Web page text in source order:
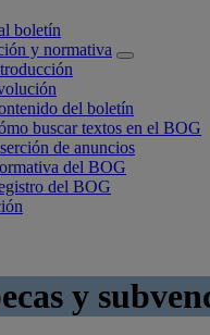
boletín
y normativa
del boletín
buscar textos en el BOG
de anuncios
del BOG
del BOG
y